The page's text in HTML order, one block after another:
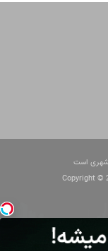
است
Copyright ©